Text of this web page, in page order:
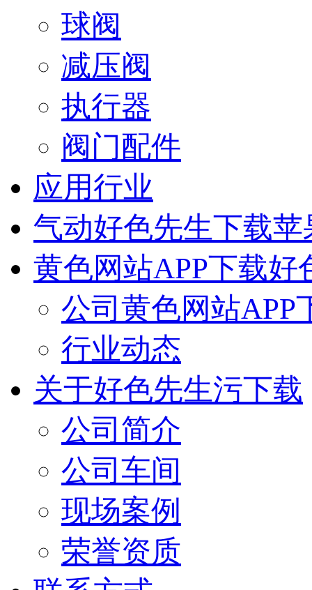
球阀
减压阀
执行器
阀门配件
应用行业
气动好色先生下载
黄色网站APP下载好
公司黄色网站APP
行业动态
关于好色先生污下载
公司简介
公司车间
现场案例
荣誉资质